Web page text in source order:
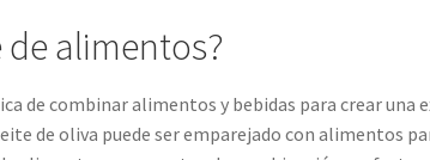
de alimentos?
de combinar alimentos y bebidas para crear una
de oliva puede ser emparejado con alimentos